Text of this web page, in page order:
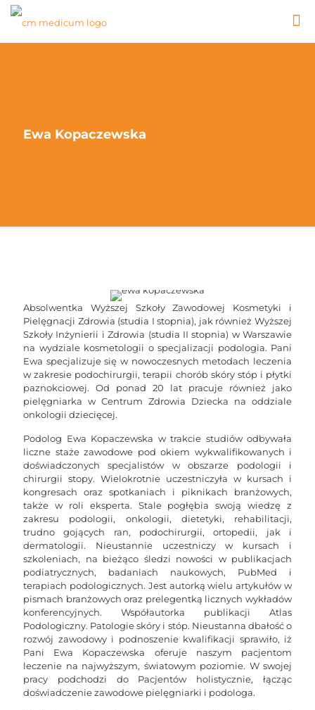
Ewa Kopaczewska
Absolwentka Wyższej Szkoły Zawodowej Kosmetyki i
Pielęgnacji Zdrowia (studia I stopnia), jak również Wyższej
Szkoły Inżynierii i Zdrowia (studia II stopnia) w Warszawie
na wydziale kosmetologii o specjalizacji podologia. Pani
Ewa specjalizuje się w nowoczesnych metodach leczenia
w zakresie podochirurgii, terapii chorób skóry stóp i płytki
paznokciowej. Od ponad 20 lat pracuje również jako
pielęgniarka w Centrum Zdrowia Dziecka na oddziale
onkologii dziecięcej.
Podolog Ewa Kopaczewska w trakcie studiów odbywała
liczne staże zawodowe pod okiem wykwalifikowanych i
doświadczonych specjalistów w obszarze podologii i
chirurgii stopy. Wielokrotnie uczestniczyła w kursach i
kongresach oraz spotkaniach i piknikach branżowych,
także w roli eksperta. Stale pogłębia swoją wiedzę z
zakresu podologii, onkologii, dietetyki, rehabilitacji,
trudno gojących ran, podochirurgii, ortopedii, jak i
dermatologii. Nieustannie uczestniczy w kursach i
szkoleniach, na bieżąco śledzi nowości w publikacjach
podiatrycznych, badaniach naukowych, PubMed i
terapiach podologicznych. Jest autorką wielu artykułów w
pismach branżowych oraz prelegentką licznych wykładów
konferencyjnych. Współautorka publikacji Atlas
Podologiczny. Patologie skóry i stóp. Nieustanna dbałość o
rozwój zawodowy i podnoszenie kwalifikacji sprawiło, iż
Pani Ewa Kopaczewska oferuje naszym pacjentom
leczenie na najwyższym, światowym poziomie. W swojej
pracy podchodzi do Pacjentów holistycznie, łącząc
doświadczenie zawodowe pielęgniarki i podologa.